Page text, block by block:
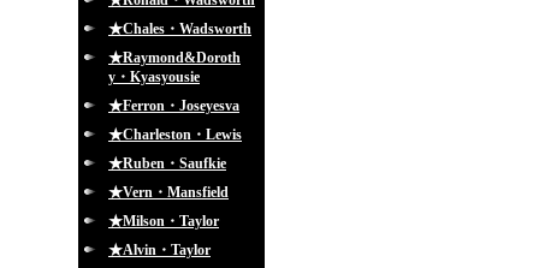
★Chales・Wadsworth
★Raymond&Doroth
y・Kyasyousie
★Ferron・Joseyesva
★Charleston・Lewis
★Ruben・Saufkie
★Vern・Mansfield
★Milson・Taylor
★Alvin・Taylor